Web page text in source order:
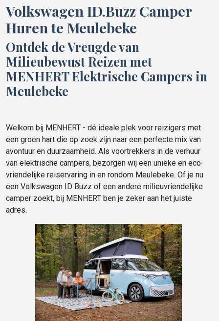
Volkswagen ID.Buzz Camper
Huren te Meulebeke
Ontdek de Vreugde van
Milieubewust Reizen met
MENHERT Elektrische Campers in
Meulebeke
Welkom bij MENHERT - dé ideale plek voor reizigers met
een groen hart die op zoek zijn naar een perfecte mix van
avontuur en duurzaamheid. Als voortrekkers in de verhuur
van elektrische campers, bezorgen wij een unieke en eco-
vriendelijke reiservaring in en rondom Meulebeke. Of je nu
een Volkswagen ID Buzz of een andere milieuvriendelijke
camper zoekt, bij MENHERT ben je zeker aan het juiste
adres.